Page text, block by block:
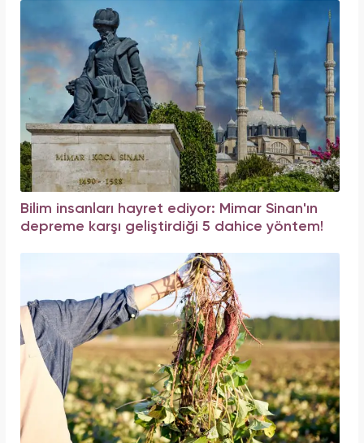
Bilim insanları hayret ediyor: Mimar Sinan'ın
depreme karşı geliştirdiği 5 dahice yöntem!